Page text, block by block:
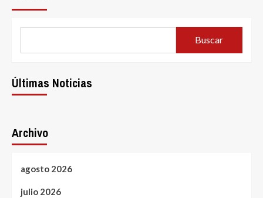
Buscar
Últimas Noticias
Archivo
agosto 2026
julio 2026